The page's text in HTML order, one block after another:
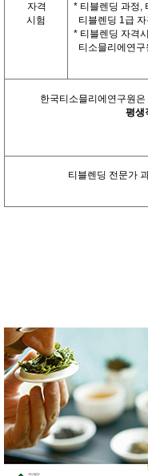
자격
시험
* 티블렌딩 과정,
티블렌딩 1급
* 티블렌딩 자격
티소믈리에연
한국티소믈리에연구원
평생
티블렌딩 전문가